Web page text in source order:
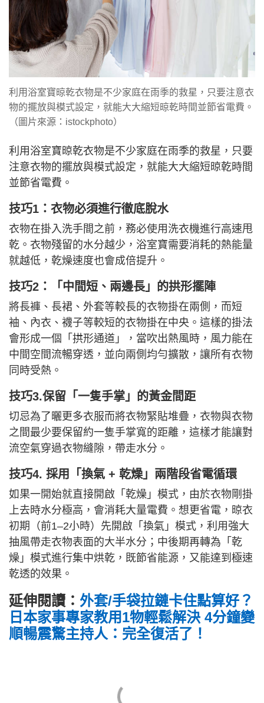
利用浴室寶晾乾衣物是不少家庭在雨季的救星，只要注意衣
物的擺放與模式設定，就能大大縮短晾乾時間並節省電費。
（圖片來源：istockphoto）
利用浴室寶晾乾衣物是不少家庭在雨季的救星，只要
注意衣物的擺放與模式設定，就能大大縮短晾乾時間
並節省電費。
技巧1：衣物必須進行徹底脫水
衣物在掛入洗手間之前，務必使用洗衣機進行高速甩
乾。衣物殘留的水分越少，浴室寶需要消耗的熱能量
就越低，乾燥速度也會成倍提升。
技巧2：「中間短、兩邊長」的拱形擺陣
將長褲、長裙、外套等較長的衣物掛在兩側，而短
袖、內衣、襪子等較短的衣物掛在中央。這樣的掛法
會形成一個「拱形通道」，當吹出熱風時，風力能在
中間空間流暢穿透，並向兩側均勻擴散，讓所有衣物
同時受熱。
技巧3.保留「一隻手掌」的黃金間距
切忌為了曬更多衣服而將衣物緊貼堆疊，衣物與衣物
之間最少要保留約一隻手掌寬的距離，這樣才能讓對
流空氣穿過衣物縫隙，帶走水分。
技巧4. 採用「換氣 + 乾燥」兩階段省電循環
如果一開始就直接開啟「乾燥」模式，由於衣物剛掛
上去時水分極高，會消耗大量電費。想更省電，晾衣
初期（前1–2小時）先開啟「換氣」模式，利用強大
抽風帶走衣物表面的大半水分；中後期再轉為「乾
燥」模式進行集中烘乾，既節省能源，又能達到極速
乾透的效果。
延伸閱讀： 外套/手袋拉鏈卡住點算好？
日本家事專家教用1物輕鬆解決 4分鐘變
順暢震驚主持人：完全復活了！